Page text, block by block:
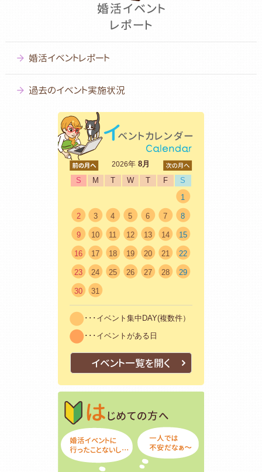
婚活イベントレポート
過去のイベント実施状況
2026年8月
S
M T W T F
S
1
2 3 4 5 6 7 8
9 10 11 12 13 14 15
16 17 18 19 20 21 22
23 24 25 26 27 28 29
30 31
･･･イベント集中DAY(複数件）
･･･イベントがある日
イベント一覧を開く
はじめての方